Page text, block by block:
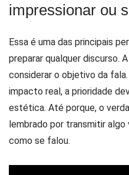
impressionar ou
Essa é uma das principais
preparar qualquer discurso.
considerar o objetivo da
impacto real, a prioridade
estética. Até porque, o
lembrado por transmitir algo
como se falou.